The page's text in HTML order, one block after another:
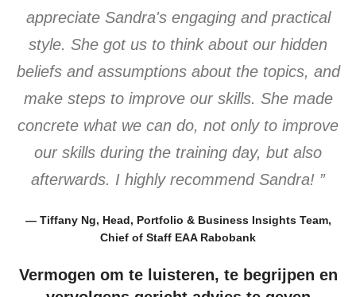
appreciate Sandra's engaging and practical
style. She got us to think about our hidden
beliefs and assumptions about the topics, and
make steps to improve our skills. She made
concrete what we can do, not only to improve
our skills during the training day, but also
afterwards. I highly recommend Sandra! ”
— Tiffany Ng, Head, Portfolio & Business Insights Team,
Chief of Staff EAA Rabobank
Vermogen om te luisteren, te begrijpen en